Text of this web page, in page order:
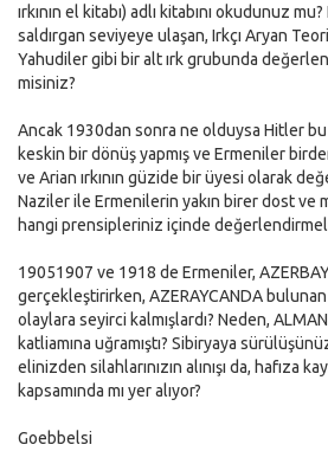
ırkının el kitabı) adlı kitabını okudunuz
saldırgan seviyeye ulaşan, Irkçı Aryan
Yahudiler gibi bir alt ırk grubunda
misiniz?
Ancak 1930dan sonra ne olduysa Hitler
keskin bir dönüş yapmış ve Ermeniler
ve Arian ırkının güzide bir üyesi olarak
Naziler ile Ermenilerin yakın birer dost ve
hangi prensipleriniz içinde
19051907 ve 1918 de Ermeniler,
gerçekleştirirken, AZERAYCANDA
olaylara seyirci kalmışlardı? Neden,
katliamına uğramıştı? Sibiryaya
elinizden silahlarınızın alınışı da, hafıza
kapsamında mı yer alıyor?
Goebbelsi